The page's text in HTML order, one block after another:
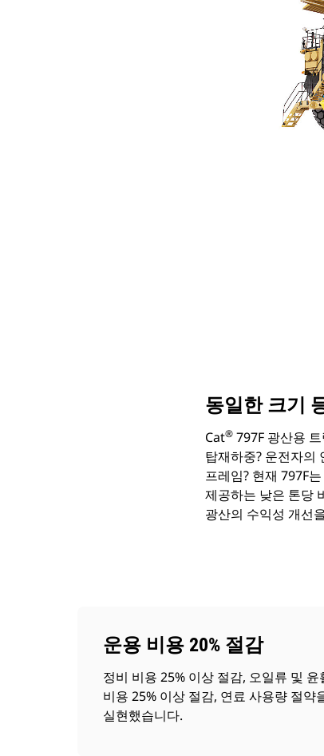
동일한 크기
Cat® 797F 광산용
탑재하중? 운전자의
프레임? 현재 797F
제공하는 낮은 톤당
광산의 수익성 개선
운용 비용 20% 절감
정비 비용 25% 이상 절감, 오일류 및 윤
비용 25% 이상 절감, 연료 사용량 절약
실현했습니다.